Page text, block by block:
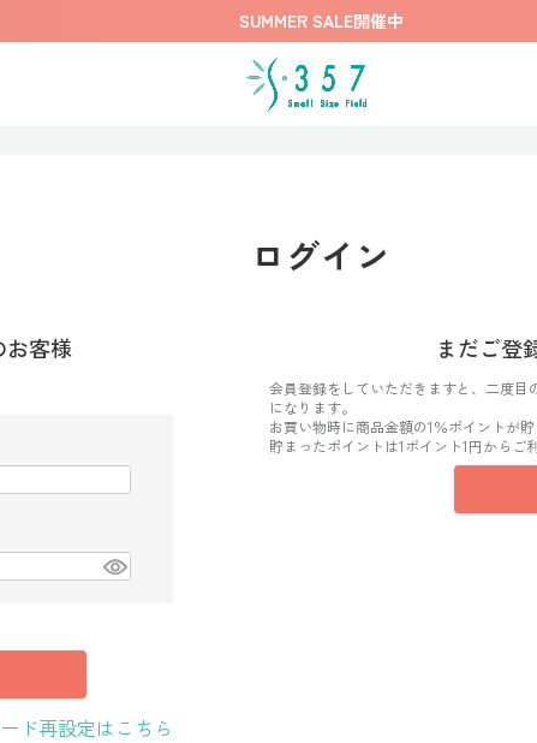
SUMMER SALE開催中
ログイン
お客様
ド再設定はこちら
まだご登
会員登録をしていただきますと、二度
になります。
お買い物時に商品金額の1％ポイントが貯
貯まったポイントは1ポイント1円からご